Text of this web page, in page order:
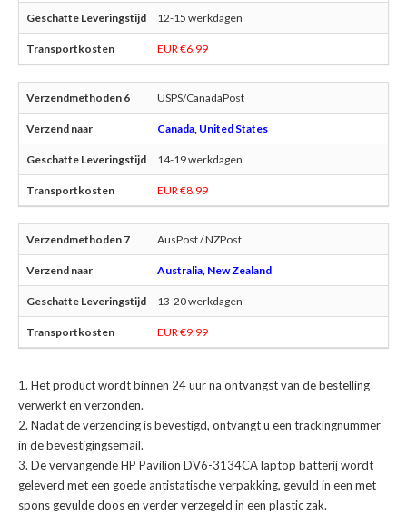
12-15 werkdagen
EUR €6.99
USPS/CanadaPost
Canada, United States
14-19 werkdagen
EUR €8.99
AusPost / NZPost
Australia, New Zealand
13-20 werkdagen
EUR €9.99
Het product wordt binnen 24 uur na ontvangst van de bestelling
verwerkt en verzonden.
Nadat de verzending is bevestigd, ontvangt u een trackingnummer
in de bevestigingsemail.
Devervangende HP Pavilion DV6-3134CA laptop batterijwordt
geleverd met een goede antistatische verpakking, gevuld in een met
spons gevulde doos en verder verzegeld in een plastic zak.